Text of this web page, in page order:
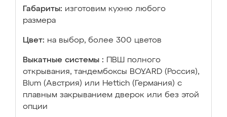
Габариты: изготовим кухню любого
размера
Цвет: на выбор, более 300 цветов
Выкатные системы :
ПВШ полного
открывания, тандембоксы BOYARD (Россия),
Blum (Австрия) или Hettich (Германия) с
плавным закрыванием дверок или без этой
опции